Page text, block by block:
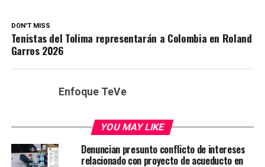
DON'T MISS
Tenistas del Tolima representarán a Colombia en Roland
Garros 2026
Enfoque TeVe
YOU MAY LIKE
Denuncian presunto conflicto de intereses
relacionado con proyecto de acueducto en